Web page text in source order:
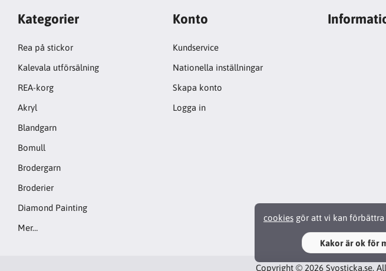
cookies gör att vi kan förbättra
Kakor är ok för
Kategorier
Rea på stickor
Kalevala utförsälning
REA-korg
Akryl
Blandgarn
Bomull
Brodergarn
Broderier
Diamond Painting
Mer…
Konto
Kundservice
Nationella inställningar
Skapa konto
Logga in
Copyright © 2026 Syosticka.se.